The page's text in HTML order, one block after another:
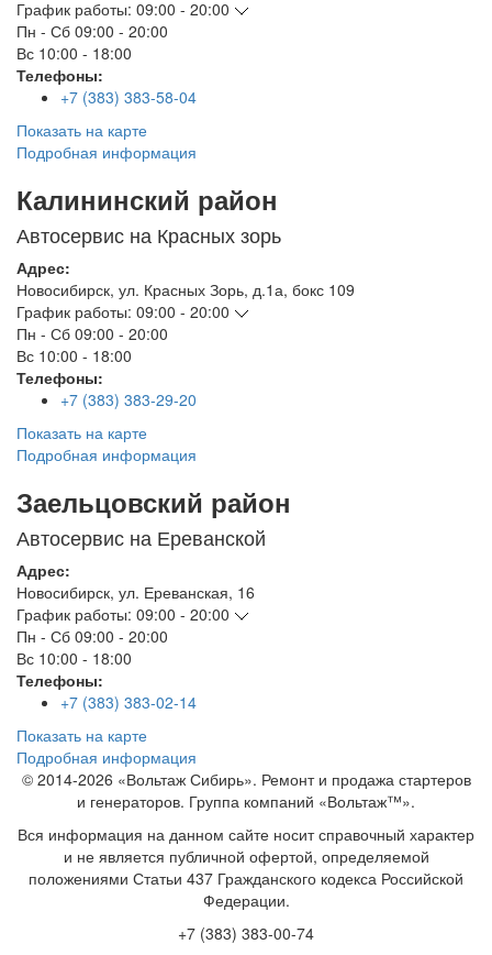
График работы: 09:00 - 20:00
Пн - Сб 09:00 - 20:00
Вс 10:00 - 18:00
Телефоны:
+7 (383) 383-58-04
Показать на карте
Подробная информация
Калининский район
Автосервис на Красных зорь
Адрес:
Новосибирск, ул. Красных Зорь, д.1а, бокс 109
График работы: 09:00 - 20:00
Пн - Сб 09:00 - 20:00
Вс 10:00 - 18:00
Телефоны:
+7 (383) 383-29-20
Показать на карте
Подробная информация
Заельцовский район
Автосервис на Ереванской
Адрес:
Новосибирск, ул. Ереванская, 16
График работы: 09:00 - 20:00
Пн - Сб 09:00 - 20:00
Вс 10:00 - 18:00
Телефоны:
+7 (383) 383-02-14
Показать на карте
Подробная информация
© 2014-2026 «Вольтаж Сибирь». Ремонт и продажа стартеров
и генераторов. Группа компаний «Вольтаж™».
Вся информация на данном сайте носит справочный характер
и не является публичной офертой, определяемой
положениями Статьи 437 Гражданского кодекса Российской
Федерации.
+7 (383) 383-00-74